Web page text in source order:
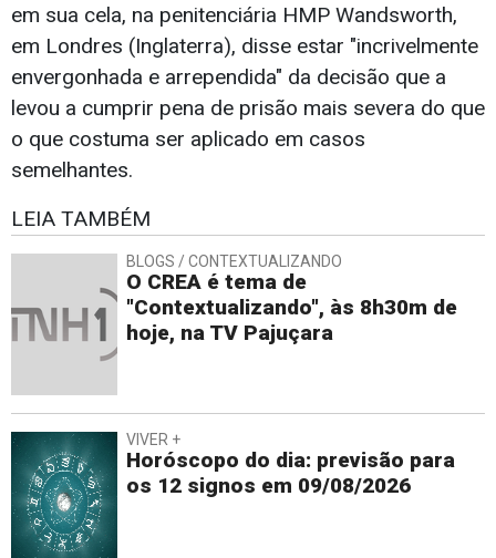
em sua cela, na penitenciária HMP Wandsworth,
em Londres (Inglaterra), disse estar "incrivelmente
envergonhada e arrependida" da decisão que a
levou a cumprir pena de prisão mais severa do que
o que costuma ser aplicado em casos
semelhantes.
LEIA TAMBÉM
BLOGS / CONTEXTUALIZANDO
O CREA é tema de
"Contextualizando", às 8h30m de
hoje, na TV Pajuçara
VIVER +
Horóscopo do dia: previsão para
os 12 signos em 09/08/2026